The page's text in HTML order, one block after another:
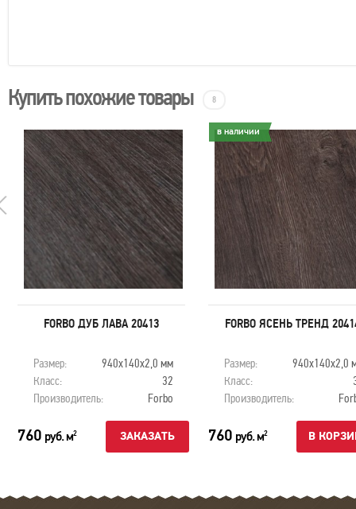
Купить похожие товары 8
FORBO ДУБ ЛАВА 20413
Размер:
940х140х2,0 мм
Класс:
32
Производитель:
Forbo
760 руб. м2 ЗАКАЗАТЬ
в наличии
FORBO ЯСЕНЬ ТРЕНД
Размер:
940х140х2,0
Класс:
Производитель:
760 руб. м2 В